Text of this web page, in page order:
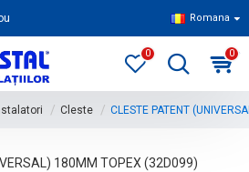
Romana
0 0
Cleste CLESTE PATENT
180MM TOPEX (32D099)